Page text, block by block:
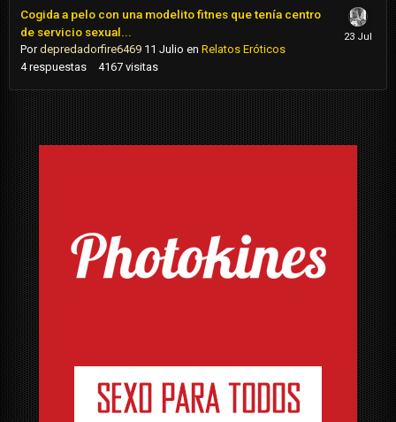
Cogida a pelo con una modelito fitnes que tenía centro
de servicio sexual...
Pordepredadorfire6469 11 Julio en Relatos Eróticos
4 respuestas 4167 visitas